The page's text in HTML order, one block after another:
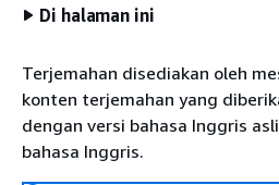
Di halaman ini
Terjemahan disediakan oleh
konten terjemahan yang
dengan versi bahasa Inggris
bahasa Inggris.